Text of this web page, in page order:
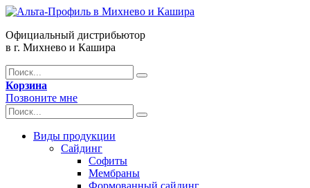
Официальный дистрибьютор
в г. Михнево и Кашира
Корзина
Позвоните мне
Виды продукции
Сайдинг
Софиты
Мембраны
Формованный сайдинг